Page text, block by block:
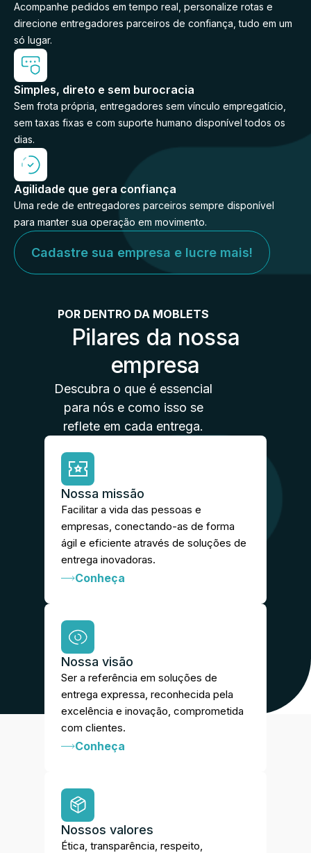
Acompanhe pedidos em tempo real, personalize rotas e
direcione entregadores parceiros de confiança, tudo em um
só lugar.
Simples, direto e sem burocracia
Sem frota própria, entregadores sem vínculo empregatício,
sem taxas fixas e com suporte humano disponível todos os
dias.
Agilidade que gera confiança
Uma rede de entregadores parceiros sempre disponível
para manter sua operação em movimento.
Cadastre sua empresa e lucre mais!
POR DENTRO DA MOBLETS
Pilares da nossa
empresa
Descubra o que é essencial
para nós e como isso se
reflete em cada entrega.
Nossa missão
Facilitar a vida das pessoas e
empresas, conectando-as de forma
ágil e eficiente através de soluções de
entrega inovadoras.
Conheça
Nossa visão
Ser a referência em soluções de
entrega expressa, reconhecida pela
excelência e inovação, comprometida
com clientes.
Conheça
Nossos valores
Ética, transparência, respeito,